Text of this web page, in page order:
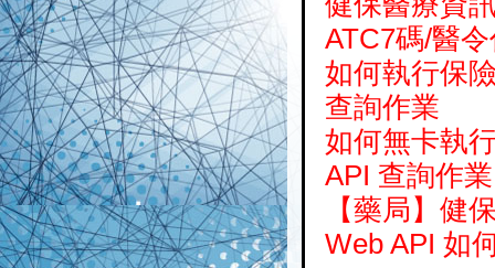
ATC7碼/醫
如何執行保
查詢作業
如何無卡執
API 查詢作業
【藥局】健
Web API 如